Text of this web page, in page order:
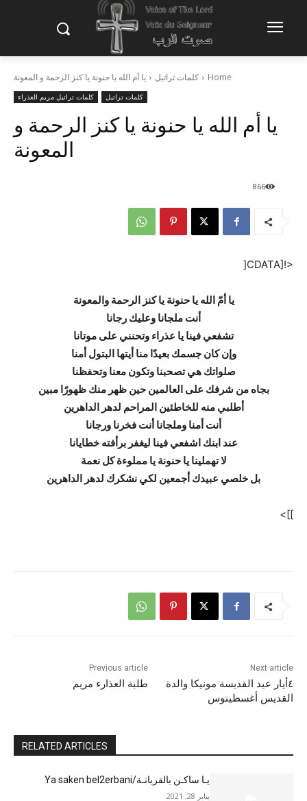
Home كلمات تراتيل يا أم الله يا حنونة يا كنز الرحمة و المعونة
كلمات تراتيل كلمات تراتيل مريم العذراء
يا أم الله يا حنونة يا كنز الرحمة و
المعونة
866
<![CDATA[
يا أمّ الله يا حنونة يا كنز الرحمة والمعونة
أنت ملجانا وعليك رجانا
تشفعي فينا يا عذراء وتحنني على موتانا
وإن كان جسمك بعيدًا منا أيتها البتول أمنا
صلواتك هي تصحبنا وتكون معنا وتحفظنا
بجاه من شرفك على العالمين حين ظهر منك ظهورًا مبين
أطلبي منه للخاطئين المراحم لدهر الداهرين
أنت أمنا وملجانا أنت فخرنا ورجانا
عند ابنك اشفعي فينا ليغفر برأفته خطايانا
لا تهملينا يا حنونة يا مملوءة كل نعمة
بل خلصي عبيدك أجمعين لكي نشكرك لدهر الداهرين
]]>
Previous article
طلبة العذارء مريم
Next article
٤أيار عيد القديسة مونيكا والدة
القديس أغسطينوس
RELATED ARTICLES
يـا ساكـن بالقربانـة/Ya saken bel2erbani
يناير 28, 2021